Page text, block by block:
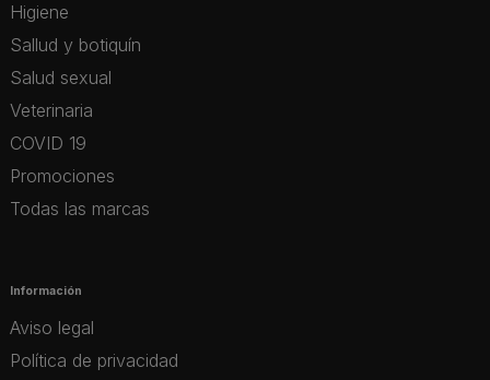
Higiene
Sallud y botiquín
Salud sexual
Veterinaria
COVID 19
Promociones
Todas las marcas
Información
Aviso legal
Política de privacidad